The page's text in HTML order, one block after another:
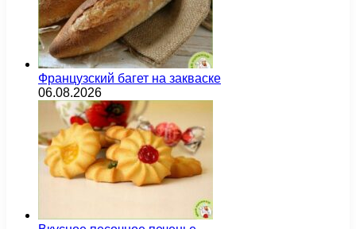
Французский багет на закваске
06.08.2026